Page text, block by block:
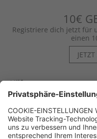
10€
Registriere dich jetzt für
einen
Hilfe
Kontakt
Kategorien